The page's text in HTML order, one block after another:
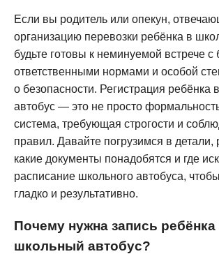
Если вы родитель или опекун,
организацию перевозки ребёнка в
будьте готовы к неминуемой встрече с
ответственными нормами и особой
о безопасности. Регистрация ребёнка
автобус — это не просто
система, требующая строгости и
правил. Давайте погрузимся в детали,
какие документы понадобятся и где
расписание школьного автобуса,
гладко и результативно.
Почему нужна запись ребёнка
школьный автобус?